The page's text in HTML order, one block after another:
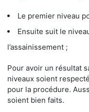
Le premier niveau
Ensuite suit le
l’assainissement ;
Pour avoir un résultat
niveaux soient
pour la procédure.
soient bien faits.